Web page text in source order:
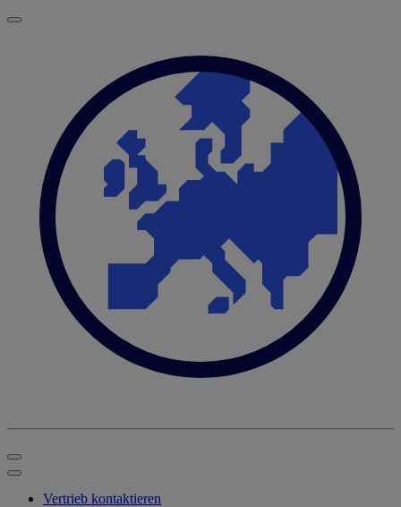
Vertrieb kontaktieren